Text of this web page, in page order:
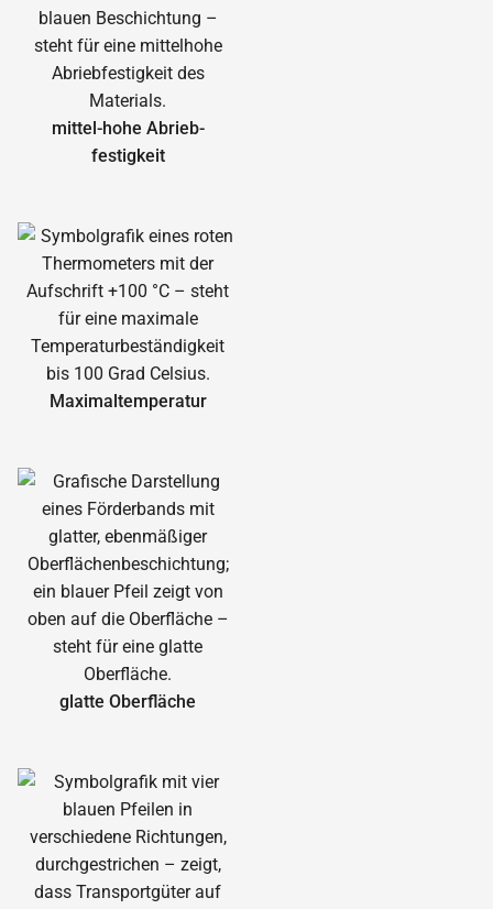
mittel-hohe Abrieb­
festigkeit
Maximal­temperatur
glatte Oberfläche